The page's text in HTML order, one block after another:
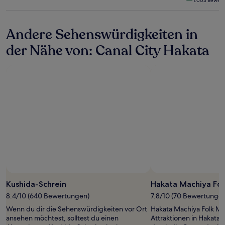
Andere Sehenswürdigkeiten in
der Nähe von: Canal City Hakata
Kushida-Schrein
8.4/10 (640 Bewertungen)
Wenn du dir die Sehenswürdigkeiten vor Ort
ansehen möchtest, solltest du einen
Hakata Machiya
7.8/10 (70
Hakata Machiya Folk
Attraktionen in